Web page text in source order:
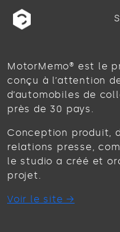
MotorMemo® est le
conçu à l’attention
d’automobiles de
près de 30 pays.
Conception produit,
relations presse,
le studio a créé et
projet.
Voir le site →